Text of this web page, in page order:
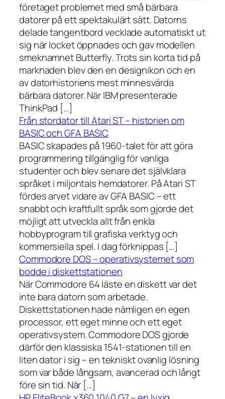
företaget problemet med små bärbara
datorer på ett spektakulärt sätt. Datorns
delade tangentbord vecklade automatiskt ut
sig när locket öppnades och gav modellen
smeknamnet Butterfly. Trots sin korta tid på
marknaden blev den en designikon och en
av datorhistoriens mest minnesvärda
bärbara datorer. När IBM presenterade
ThinkPad […]
Från stordator till Atari ST – historien om
BASIC och GFA BASIC
BASIC skapades på 1960-talet för att göra
programmering tillgänglig för vanliga
studenter och blev senare det självklara
språket i miljontals hemdatorer. På Atari ST
fördes arvet vidare av GFA BASIC – ett
snabbt och kraftfullt språk som gjorde det
möjligt att utveckla allt från enkla
hobbyprogram till grafiska verktyg och
kommersiella spel. I dag förknippas […]
Commodore DOS – operativsystemet som
bodde i diskettstationen
När Commodore 64 läste en diskett var det
inte bara datorn som arbetade.
Diskettstationen hade nämligen en egen
processor, ett eget minne och ett eget
operativsystem. Commodore DOS gjorde
därför den klassiska 1541-stationen till en
liten dator i sig – en tekniskt ovanlig lösning
som var både långsam, avancerad och långt
före sin tid. När […]